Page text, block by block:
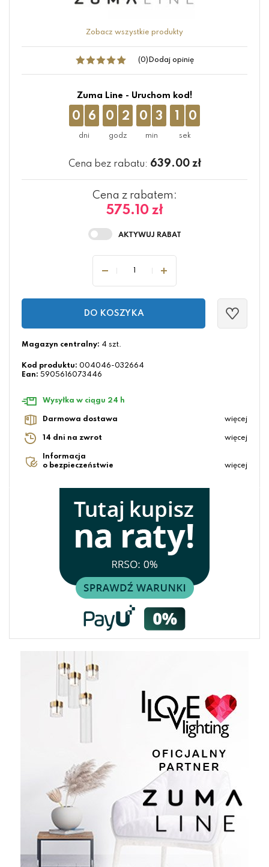
Zobacz wszystkie produkty
(0) Dodaj opinię
Zuma Line - Uruchom kod!
0 6 0 2 0 3 0 9
Cena bez rabatu: 639.00 zł
Cena z rabatem:
575.10 zł
DO KOSZYKA
Magazyn centralny: 4 szt.
Kod produktu: 004046-032664
Ean: 5905616073446
Wysyłka w ciągu 24 h
Darmowa dostawa więcej
14 dni na zwrot więcej
Informacja
o bezpieczeństwie
więcej